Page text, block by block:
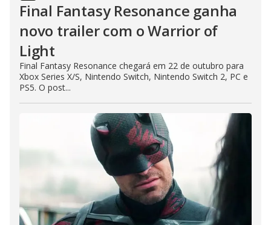
Final Fantasy Resonance ganha
novo trailer com o Warrior of
Light
Final Fantasy Resonance chegará em 22 de outubro para
Xbox Series X/S, Nintendo Switch, Nintendo Switch 2, PC e
PS5. O post...